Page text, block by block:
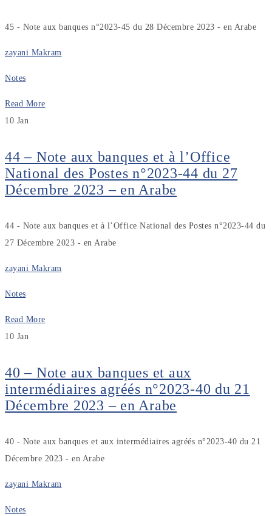
45 - Note aux banques n°2023-45 du 28 Décembre 2023 - en Arabe
zayani Makram
Notes
Read More
10 Jan
44 – Note aux banques et à l’Office
National des Postes n°2023-44 du 27
Décembre 2023 – en Arabe
44 - Note aux banques et à l’Office National des Postes n°2023-44 du
27 Décembre 2023 - en Arabe
zayani Makram
Notes
Read More
10 Jan
40 – Note aux banques et aux
intermédiaires agréés n°2023-40 du 21
Décembre 2023 – en Arabe
40 - Note aux banques et aux intermédiaires agréés n°2023-40 du 21
Décembre 2023 - en Arabe
zayani Makram
Notes